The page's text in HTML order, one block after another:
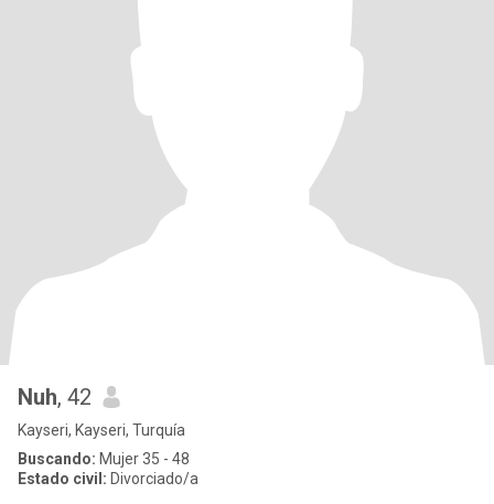
Nuh, 42
Kayseri, Kayseri, Turquía
Buscando: Mujer 35 - 48
Estado civil: Divorciado/a